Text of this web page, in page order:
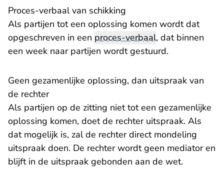
Proces-verbaal van schikking
Als partijen tot een oplossing komen wordt dat
opgeschreven in een proces-verbaal, dat binnen
een week naar partijen wordt gestuurd.
Geen gezamenlijke oplossing, dan uitspraak van
de rechter
Als partijen op de zitting niet tot een gezamenlijke
oplossing komen, doet de rechter uitspraak. Als
dat mogelijk is, zal de rechter direct mondeling
uitspraak doen. De rechter wordt geen mediator en
blijft in de uitspraak gebonden aan de wet.